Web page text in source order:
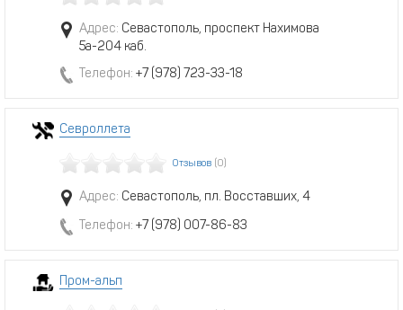
Адрес: Севастополь, проспект Нахимова
5а-204 каб.
Телефон: +7 (978) 723-33-18
Севроллета
Отзывов (0)
Адрес: Севастополь, пл. Восставших, 4
Телефон: +7 (978) 007-86-83
Пром-альп